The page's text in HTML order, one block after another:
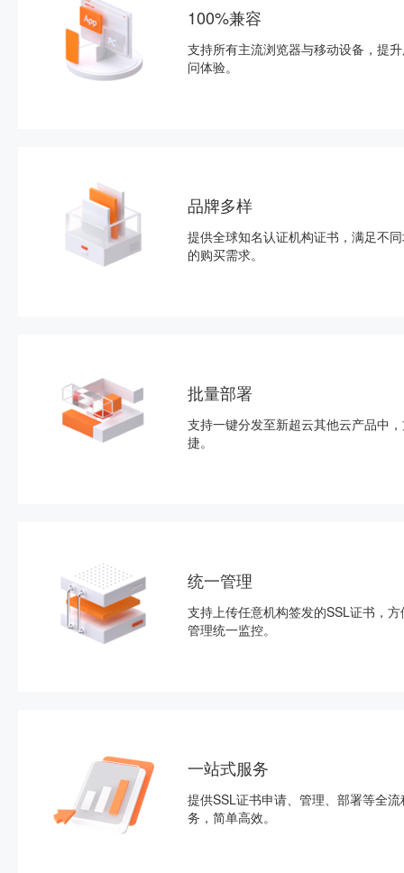
100%兼容
支持所有主流浏览器与移动设备，提
问体验。
品牌多样
提供全球知名认证机构证书，满足不
的购买需求。
批量部署
支持一键分发至新超云其他云产品中
捷。
统一管理
支持上传任意机构签发的SSL证书，
管理统一监控。
一站式服务
提供SSL证书申请、管理、部署等全流
务，简单高效。